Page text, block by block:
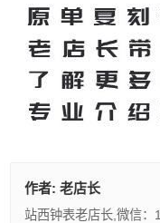
作者: 老店长
站西钟表老店长,微信：